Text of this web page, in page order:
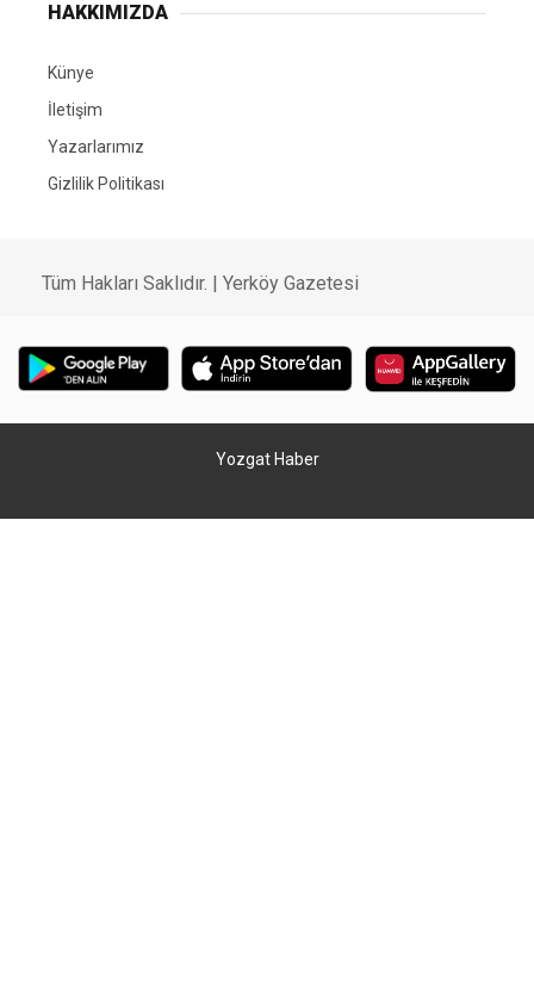
HAKKIMIZDA
Künye
İletişim
Yazarlarımız
Gizlilik Politikası
Tüm Hakları Saklıdır. | Yerköy Gazetesi
Yozgat Haber